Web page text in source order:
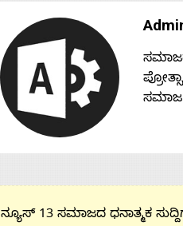
ಸಮಾಜ
ನ್ಯೂಸ್ 13 ಸಮಾಜದ ಧನಾತ್ಮಕ